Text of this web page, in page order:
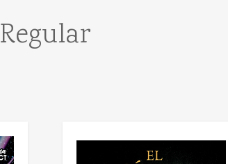
Regular